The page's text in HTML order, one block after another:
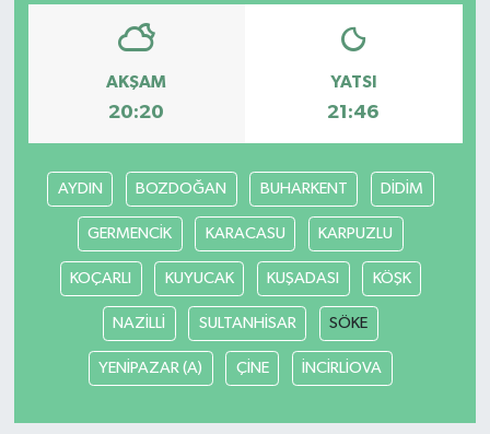
AKŞAM
20:20
YATSI
21:46
AYDIN BOZDOĞAN BUHARKENT DİDİM
GERMENCİK KARACASU KARPUZLU
KOÇARLI KUYUCAK KUŞADASI KÖŞK
NAZİLLİ SULTANHİSAR SÖKE
YENİPAZAR (A) ÇİNE İNCİRLİOVA